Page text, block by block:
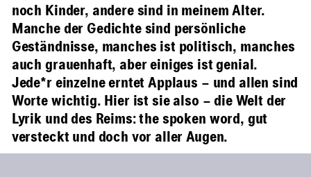
noch Kinder, andere sind in meinem Alter.
Manche der Gedichte sind persönliche
Geständnisse, manches ist politisch, manches
auch grauenhaft, aber einiges ist genial.
Jede*r einzelne erntet Applaus – und allen sind
Worte wichtig. Hier ist sie also – die Welt der
Lyrik und des Reims: the spoken word, gut
versteckt und doch vor aller Augen.